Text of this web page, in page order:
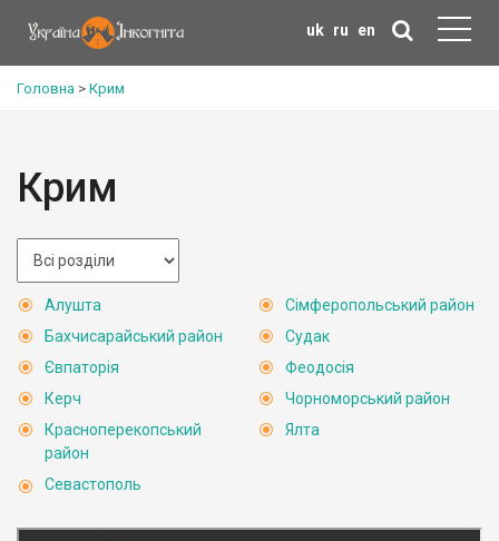
uk ru en
Головна > Крим
Крим
Алушта
Бахчисарайський район
Євпаторія
Керч
Красноперекопський
район
Севастополь
Сімферопольський район
Судак
Феодосія
Чорноморський район
Ялта